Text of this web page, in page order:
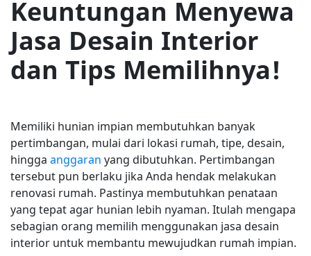
Keuntungan Menyewa
Jasa Desain Interior
dan Tips Memilihnya!
Memiliki hunian impian membutuhkan banyak
pertimbangan, mulai dari lokasi rumah, tipe, desain,
hingga anggaran yang dibutuhkan. Pertimbangan
tersebut pun berlaku jika Anda hendak melakukan
renovasi rumah. Pastinya membutuhkan penataan
yang tepat agar hunian lebih nyaman. Itulah mengapa
sebagian orang memilih menggunakan jasa desain
interior untuk membantu mewujudkan rumah impian.